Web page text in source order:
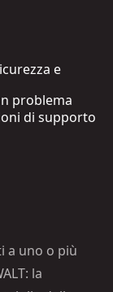
e
problema
di supporto
a uno o più
la